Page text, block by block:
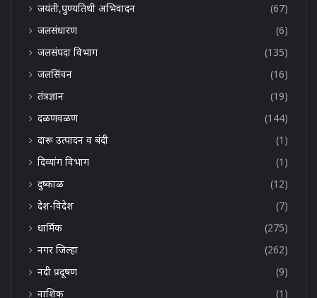
जयंती,पुण्यतिथी अभिवादन
(67)
जलसंधारण
(6)
जलसंपदा विभाग
(135)
जलसिंचन
(16)
तंत्रज्ञान
(19)
दळणवळण
(144)
दारू उत्पादन व बंदी
(1)
दिव्यांग विभाग
(1)
दुष्काळ
(12)
देश-विदेश
(7)
धार्मिक
(275)
नगर जिल्हा
(262)
नदी प्रदूषण
(9)
नाशिक
(1)